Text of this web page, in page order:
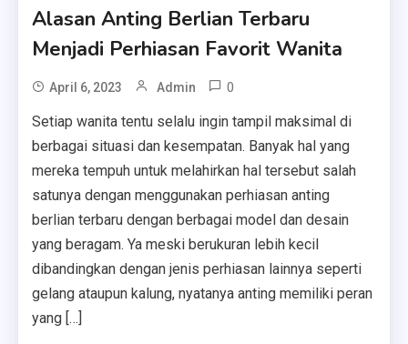
Alasan Anting Berlian Terbaru
Menjadi Perhiasan Favorit Wanita
April 6, 2023 Admin 0
Setiap wanita tentu selalu ingin tampil maksimal di
berbagai situasi dan kesempatan. Banyak hal yang
mereka tempuh untuk melahirkan hal tersebut salah
satunya dengan menggunakan perhiasan anting
berlian terbaru dengan berbagai model dan desain
yang beragam. Ya meski berukuran lebih kecil
dibandingkan dengan jenis perhiasan lainnya seperti
gelang ataupun kalung, nyatanya anting memiliki peran
yang […]